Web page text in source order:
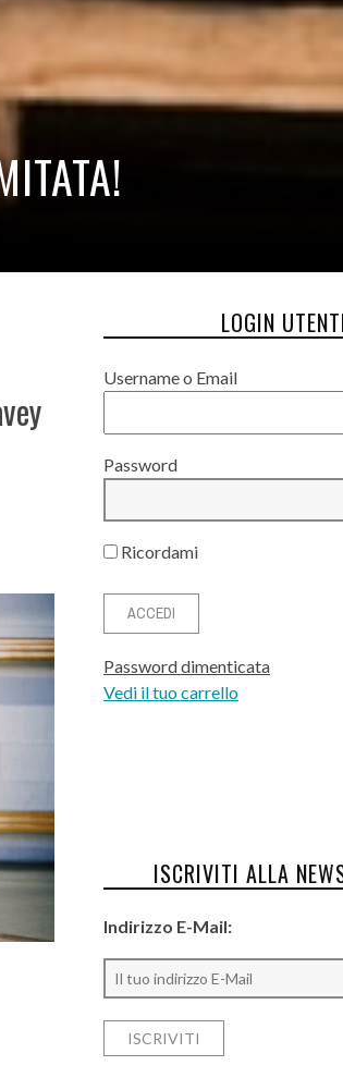
LOGIN
Username o Email
Password
Ricordami
Password dimenticata
Vedi il tuo carrello
ISCRIVITI ALLA
Indirizzo E-Mail: